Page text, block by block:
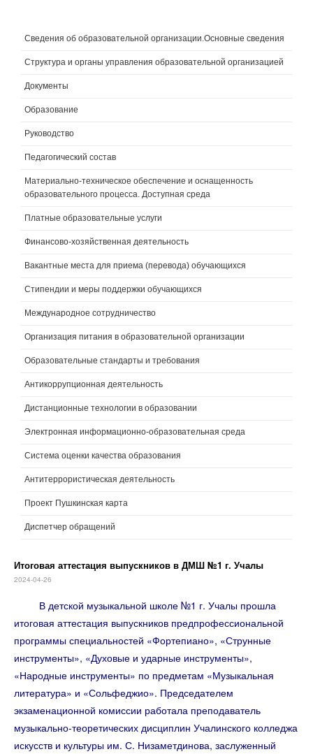
Сведения об образовательной организации.Основные сведения
Структура и органы управления образовательной организацией
Документы
Образование
Руководство
Педагогический состав
Материально-техническое обеспечение и оснащенность
образовательного процесса. Доступная среда
Платные образовательные услуги
Финансово-хозяйственная деятельность
Вакантные места для приема (перевода) обучающихся
Стипендии и меры поддержки обучающихся
Международное сотрудничество
Организация питания в образовательной организации
Образовательные стандарты и требования
Антикоррупционная деятельность
Дистанционные технологии в образовании
Электронная информационно-образовательная среда
Система оценки качества образования
Антитеррористическая деятельность
Проект Пушкинская карта
Диспетчер обращений
Итоговая аттестация выпускников в ДМШ №1 г. Учалы
2024-04-26
В детской музыкальной школе №1 г. Учалы прошла
итоговая аттестация выпускников предпрофессиональной
программы специальностей «Фортепиано», «Струнные
инструменты», «Духовые и ударные инструменты»,
«Народные инструменты» по предметам «Музыкальная
литература» и «Сольфеджио». Председателем
экзаменационной комиссии работала преподаватель
музыкально-теоретических дисциплин Учалинского колледжа
искусств и культуры им. С. Низаметдинова, заслуженный